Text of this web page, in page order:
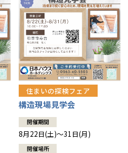
住まいの探検フェア
構造現場見学会
開催期間
8月22日(土)～31日(月)
開催場所